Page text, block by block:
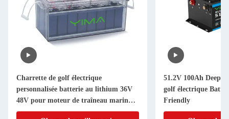
Charrette de golf électrique
personnalisée batterie au lithium 36V
48V pour moteur de traîneau marin
RV
51.2V 100Ah Deep
golf électrique
Friendly